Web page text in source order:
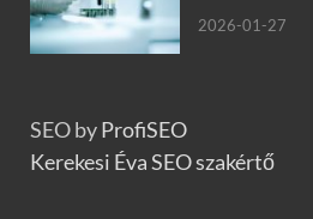
2026-01-27
SEO byProfiSEO
Kerekesi Éva SEO szakértő